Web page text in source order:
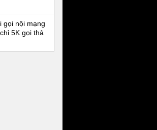
gọi nội mạng
5K gọi thả